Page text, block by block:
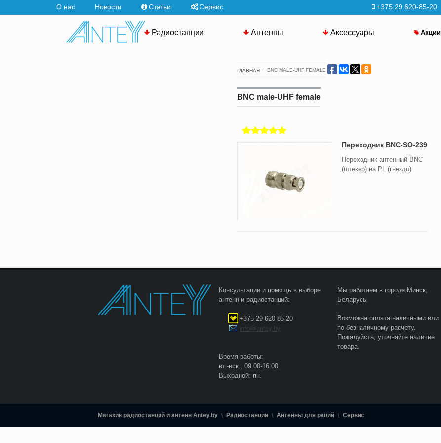
О нас Новости Статьи Сервис +375 29 620-85-20
Радиостанции Антенны Аксессуары Акции
ГЛАВНАЯ BNС MALE-UHF FEMALE
BNС male-UHF female
Переходник BNC-SO-239
Переходник антенный BNC
(штекер) на PL (гнездо)
Консультации и помощь в выборе
антенн и радиостанций:
+375 29 620-85-20
info@antey.by
Время работы:
вт.-вск., 09:00-16:00.
Выходной: пн.
Мы работаем в городе Минск,
Беларусь.
Возможна оплата наличными или
по безналичному расчету.
Пожалуйста, уточняйте наличие
товара.
Магазин радиостанций и антенн Antey.by Радиостанции Антенны для раций Сервис